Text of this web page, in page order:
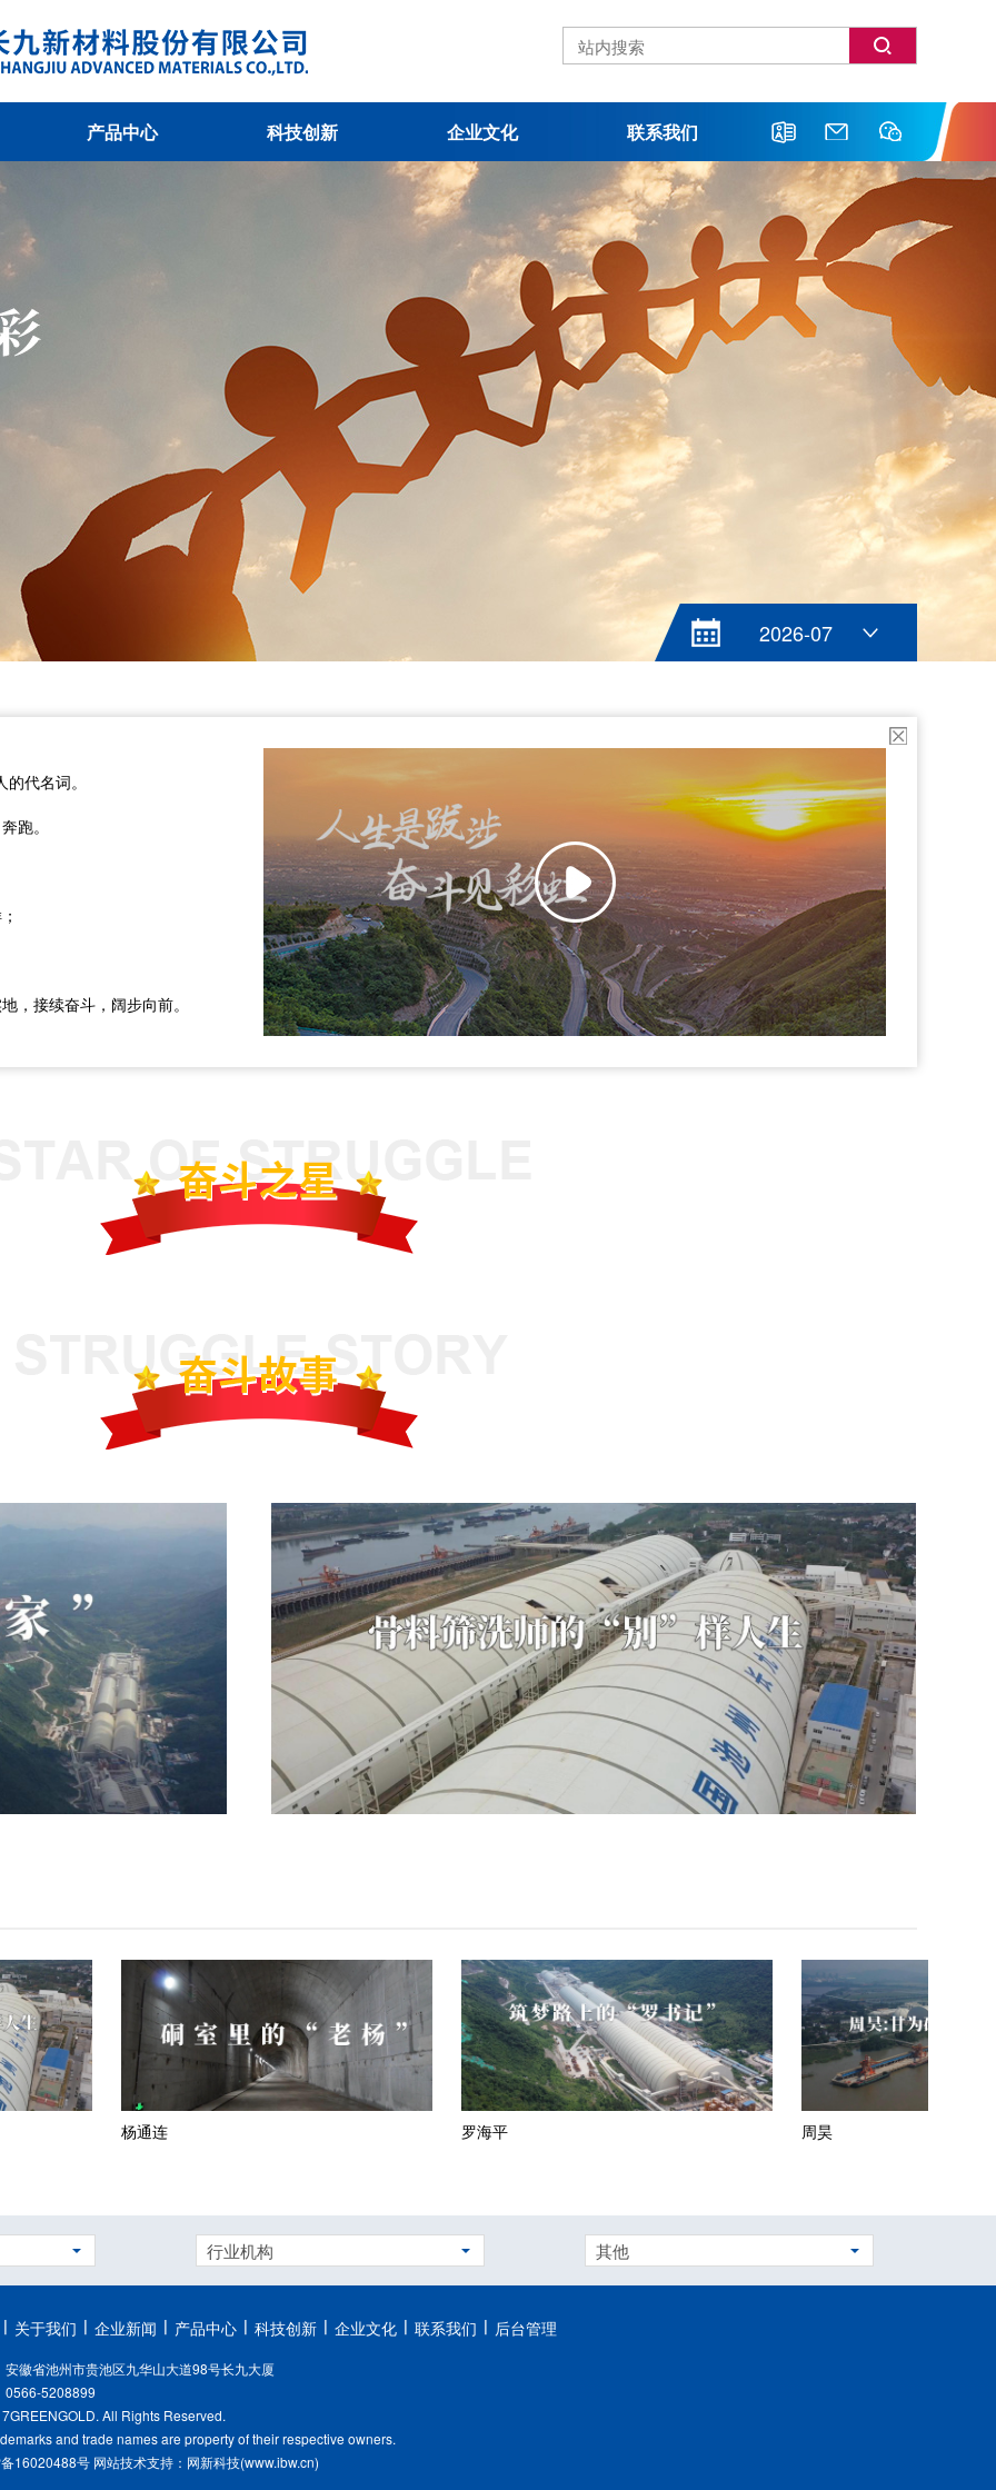
产品中心 科技创新 企业文化 联系我们
代名词。
跑。
，接续奋斗，阔步向前。
行业机构 其他
关于我们 企业新闻 产品中心 科技创新 企业文化 联系我们 后台管理
安徽省池州市贵池区九华山大道98号长九大厦
0566-5208899
All Rights Reserved.
and trade names are property of their respective owners.
16020488号网站技术支持：网新科技(www.ibw.cn)